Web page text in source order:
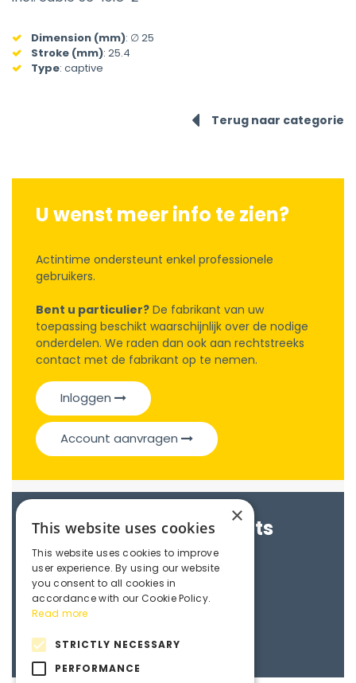
Dimension (mm): ∅ 25
Stroke (mm): 25.4
Type: captive
Terug naar categorie
U wenst meer info te zien?
Actintime ondersteunt enkel professionele
gebruikers.
Bent u particulier? De fabrikant van uw
toepassing beschikt waarschijnlijk over de nodige
onderdelen. We raden dan ook aan rechtstreeks
contact met de fabrikant op te nemen.
Inloggen
Account aanvragen
Brochures & Datasheets
Catalogue
Datasheet 19000
Datasheet 25000
Datasheet 37000
×
This website uses cookies
This website uses cookies to improve
user experience. By using our website
you consent to all cookies in
accordance with our Cookie Policy.
Read more
STRICTLY NECESSARY
PERFORMANCE